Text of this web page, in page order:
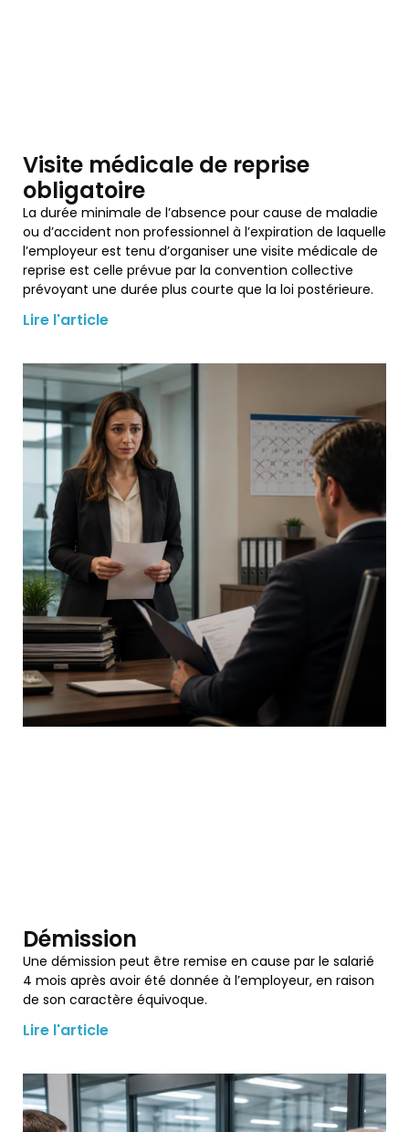
Visite médicale de reprise
obligatoire
La durée minimale de l’absence pour cause de maladie
ou d’accident non professionnel à l’expiration de laquelle
l’employeur est tenu d’organiser une visite médicale de
reprise est celle prévue par la convention collective
prévoyant une durée plus courte que la loi postérieure.
Lire l'article
Démission
Une démission peut être remise en cause par le salarié
4 mois après avoir été donnée à l’employeur, en raison
de son caractère équivoque.
Lire l'article